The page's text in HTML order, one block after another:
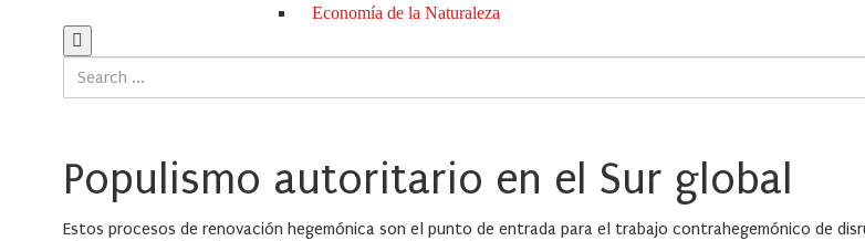
Economía de la Naturaleza
Populismo autoritario en el Sur global
Estos procesos de renovación hegemónica son el punto de entrada para el trabajo contrahegemónico de